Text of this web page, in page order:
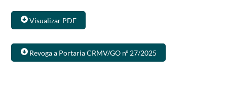
Visualizar PDF
Revoga a Portaria CRMV/GO nº 27/2025